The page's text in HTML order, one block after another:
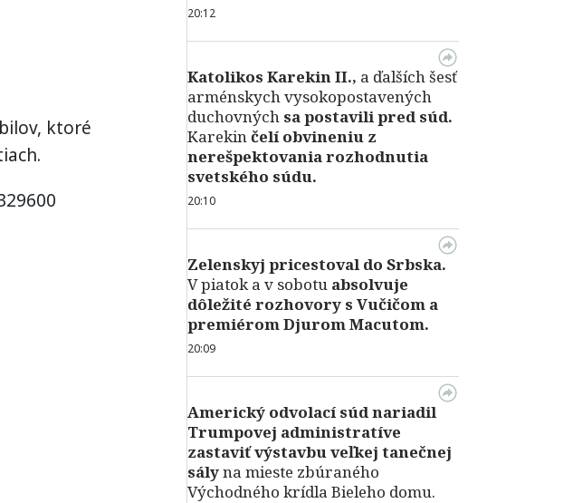
ktoré
20:12
Katolikos Karekin II., a ďalších šesť
arménskych vysokopostavených
duchovných sa postavili pred súd.
Karekinčelí obvineniu z
nerešpektovania rozhodnutia
svetského súdu.
20:10
Zelenskyj pricestoval do Srbska.
V piatok a v sobotu absolvuje
dôležité rozhovory s Vučičom a
premiérom Djurom Macutom.
20:09
Americký odvolací súd nariadil
Trumpovej administratíve
zastaviť výstavbu veľkej tanečnej
sályna mieste zbúraného
Východného krídla Bieleho domu.